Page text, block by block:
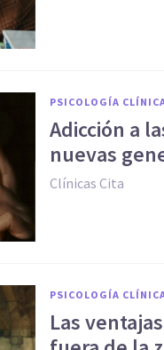
PSICOLOGÍA
Adicción a
nuevas
Clínicas Cita
PSICOLOGÍA
Las